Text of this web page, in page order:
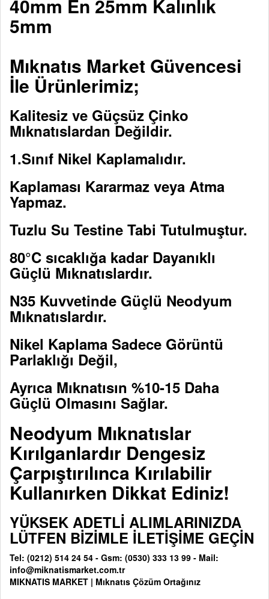
40mm En 25mm Kalınlık
5mm
Mıknatıs Market Güvencesi
İle Ürünlerimiz;
Kalitesiz ve Güçsüz Çinko
Mıknatıslardan Değildir.
1.Sınıf Nikel Kaplamalıdır.
Kaplaması Kararmaz veya Atma
Yapmaz.
Tuzlu Su Testine Tabi Tutulmuştur.
80°C sıcaklığa kadar Dayanıklı
Güçlü Mıknatıslardır.
N35 Kuvvetinde Güçlü Neodyum
Mıknatıslardır.
Nikel Kaplama Sadece Görüntü
Parlaklığı Değil,
Ayrıca Mıknatısın %10-15 Daha
Güçlü Olmasını Sağlar.
Neodyum Mıknatıslar
Kırılganlardır Dengesiz
Çarpıştırılınca Kırılabilir
Kullanırken Dikkat Ediniz!
YÜKSEK ADETLİ ALIMLARINIZDA
LÜTFEN BİZİMLE İLETİŞİME GEÇİN
Tel: (0212) 514 24 54 - Gsm: (0530) 333 13 99 - Mail:
info@miknatismarket.com.tr
MIKNATIS MARKET | Mıknatıs Çözüm Ortağınız